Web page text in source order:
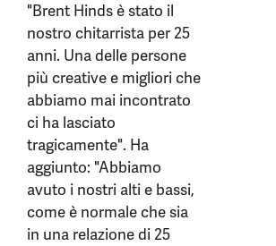
"Brent Hinds è stato il
nostro chitarrista per 25
anni. Una delle persone
più creative e migliori che
abbiamo mai incontrato
ci ha lasciato
tragicamente". Ha
aggiunto: "Abbiamo
avuto i nostri alti e bassi,
come è normale che sia
in una relazione di 25